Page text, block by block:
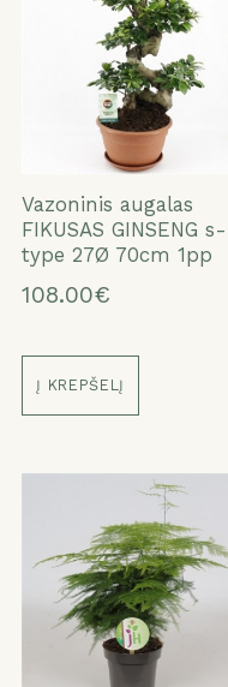
Vazoninis augalas
FIKUSAS GINSENG s-
type 27Ø 70cm 1pp
108.00€
Į KREPŠELĮ